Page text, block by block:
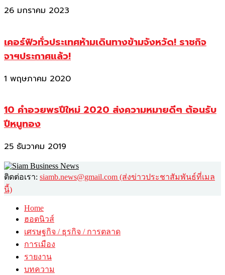
26 มกราคม 2023
เคอร์ฟิวทั่วประเทศห้ามเดินทางข้ามจังหวัด! ราชกิจ
จาฯประกาศแล้ว!
1 พฤษภาคม 2020
10 คำอวยพรปีใหม่ 2020 ส่งความหมายดีๆ ต้อนรับ
ปีหนูทอง
25 ธันวาคม 2019
ติดต่อเรา: siamb.news@gmail.com (ส่งข่าวประชาสัมพันธ์ที่เมล
นี้)
Home
ฮอตนิวส์
เศรษฐกิจ / ธุรกิจ / การตลาด
การเมือง
รายงาน
บทความ